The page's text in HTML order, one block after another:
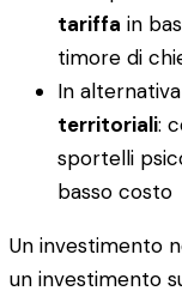
tariffa in
timore di
In
territoriali:
sportelli
basso costo
Un investimento
un investimento